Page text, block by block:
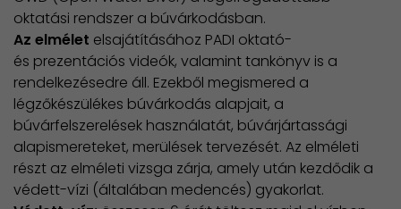
oktatási rendszer a búvárkodásban.
Az elmélet elsajátításához PADI oktató-
és prezentációs videók, valamint tankönyv is a
rendelkezésedre áll. Ezekből megismered a
légzőkészülékes búvárkodás alapjait, a
búvárfelszerelések használatát, búvárjártassági
alapismereteket, merülések tervezését. Az elméleti
részt az elméleti vizsga zárja, amely után kezdődik a
védett-vízi (általában medencés) gyakorlat.